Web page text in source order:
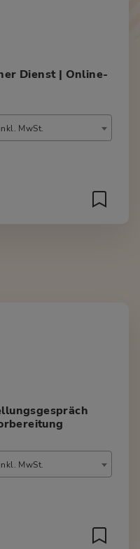
Dienst | Online-
inkl. MwSt.
inkl. MwSt.